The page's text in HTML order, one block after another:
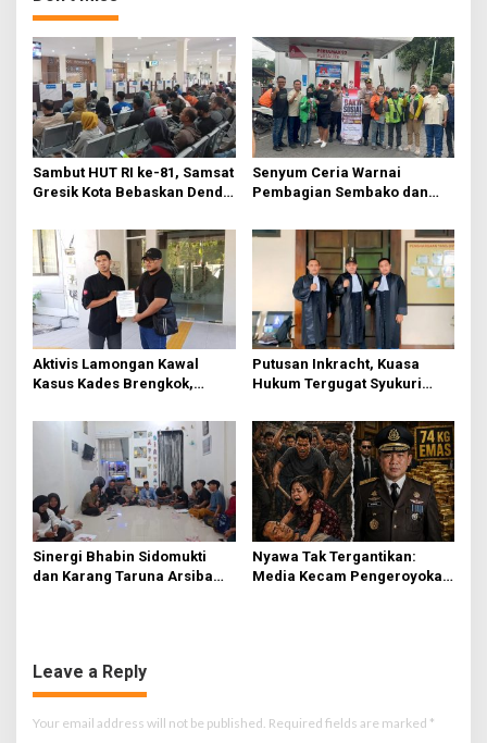
n
a
v
i
g
a
t
i
o
n
Sambut HUT RI ke-81, Samsat
Gresik Kota Bebaskan Denda
Senyum Ceria Warnai
Pembagian Sembako dan
Gresik
Aktivis Lamongan Kawal
Kasus Kades Brengkok,
Terima Resmi
Putusan Inkracht, Kuasa
Hukum Tergugat Syukuri
Sinergi Bhabin Sidomukti
dan Karang Taruna Arsiba
Nyawa Tak Tergantikan:
Media Kecam Pengeroyokan
Leave a Reply
Your email address will not be published. Required fields are marked *